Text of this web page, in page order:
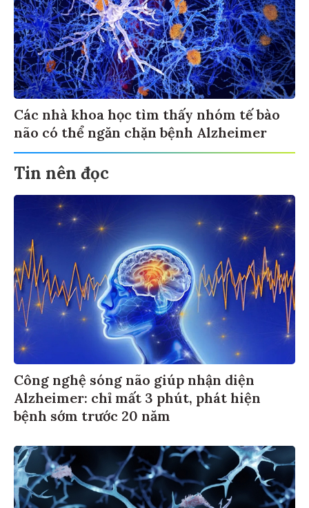
Các nhà khoa học tìm thấy nhóm tế bào
não có thể ngăn chặn bệnh Alzheimer
Tin nên đọc
Công nghệ sóng não giúp nhận diện
Alzheimer: chỉ mất 3 phút, phát hiện
bệnh sớm trước 20 năm